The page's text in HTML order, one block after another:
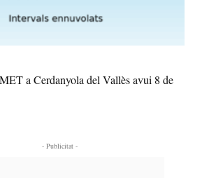
a Cerdanyola del Vallès avui 8 de
- Publicitat -